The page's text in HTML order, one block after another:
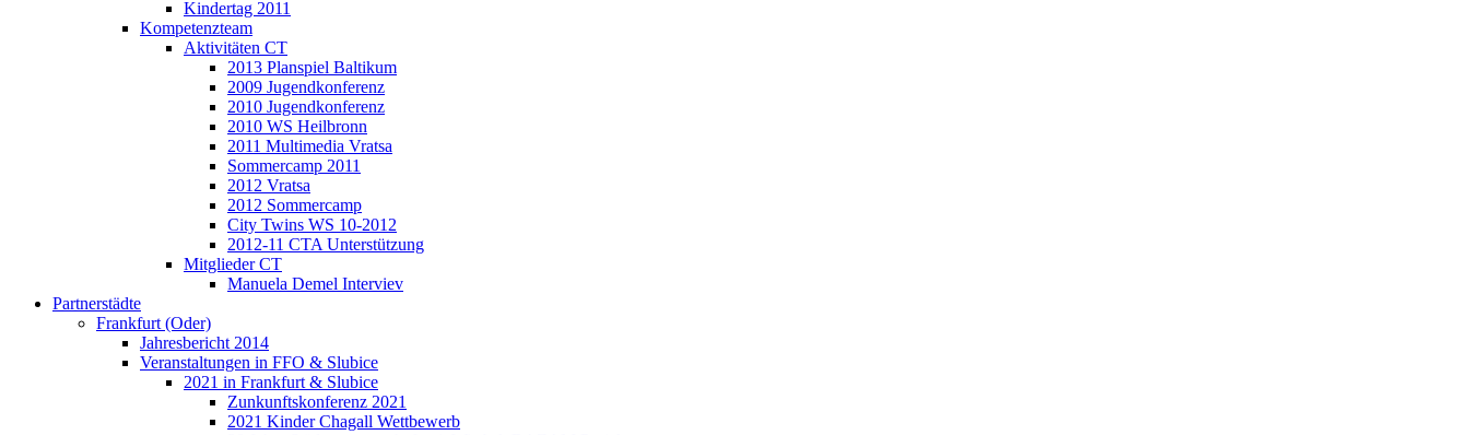
Kindertag 2011
Kompetenzteam
Aktivitäten CT
2013 Planspiel Baltikum
2009 Jugendkonferenz
2010 Jugendkonferenz
2010 WS Heilbronn
2011 Multimedia Vratsa
Sommercamp 2011
2012 Vratsa
2012 Sommercamp
City Twins WS 10-2012
2012-11 CTA Unterstützung
Mitglieder CT
Manuela Demel Interviev
Partnerstädte
Frankfurt (Oder)
Jahresbericht 2014
Veranstaltungen in FFO & Slubice
2021 in Frankfurt & Slubice
Zunkunftskonferenz 2021
2021 Kinder Chagall Wettbewerb